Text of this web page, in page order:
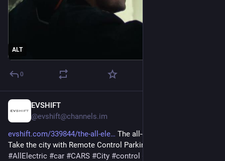
ALT
0
EVSHIFT
@evshift@channels.im
evshift.com/339844/the-all-ele
The all-electric MINI Aceman:
Take the city with Remote Control Parking.
#AllElectric #car #CARS #City #control #